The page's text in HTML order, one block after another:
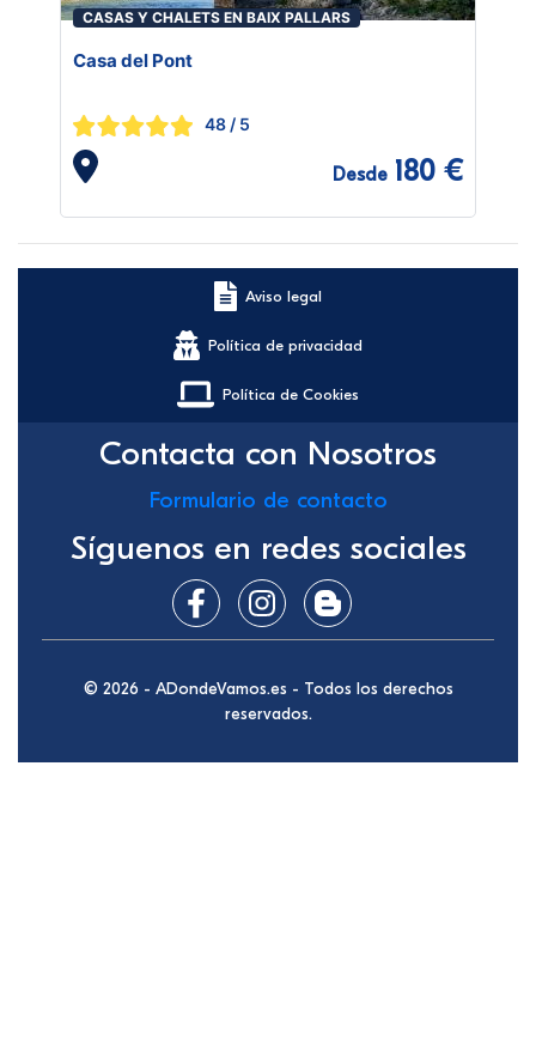
CASAS Y CHALETS EN BAIX PALLARS
Casa del Pont
48 / 5
Desde 180 €
Aviso legal
Política de privacidad
Política de Cookies
Contacta con Nosotros
Formulario de contacto
Síguenos en redes sociales
© 2026 - ADondeVamos.es - Todos los derechos
reservados.